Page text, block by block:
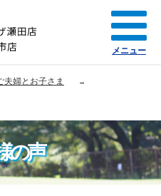
夫婦とお子さま
の声
メニュー